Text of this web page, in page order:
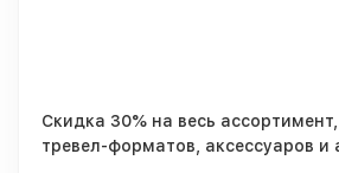
Скидка 30% на весь
тревел-форматов, аксессуаров и